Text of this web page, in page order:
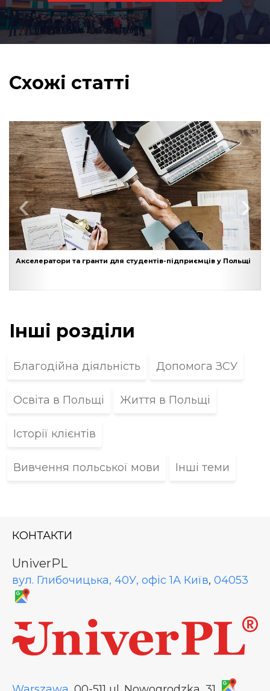
Схожі статті
Акселератори та гранти для студентів-підприємців у Польщі
‹ ›
Інші розділи
Благодійна діяльність Допомога ЗСУ
Освіта в Польщі Життя в Польщі
Історії клієнтів
Вивчення польської мови Інші теми
КОНТАКТИ
UniverPL
вул. Глибочицька, 40У, офіс 1А Київ, 04053